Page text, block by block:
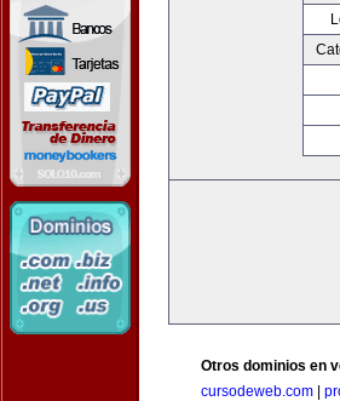
Otros dominios en
cursodeweb.com